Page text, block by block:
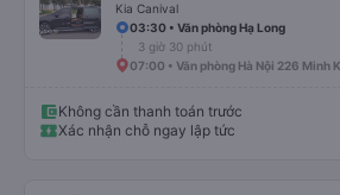
Kia Canival
03:30 • Văn phòng Hạ Long
3 giờ 30 phút
07:00 • Văn phòng Hà Nội 226 Minh
Không cần thanh toán trước
Xác nhận chỗ ngay lập tức